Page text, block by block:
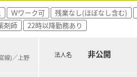
Ｗワーク可 残業なし(ほぼなし含む)
剤師 22時以降勤務あり
線)／上野 法人名 非公開